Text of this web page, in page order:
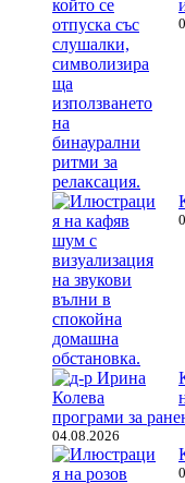
програми за
04.08.2026